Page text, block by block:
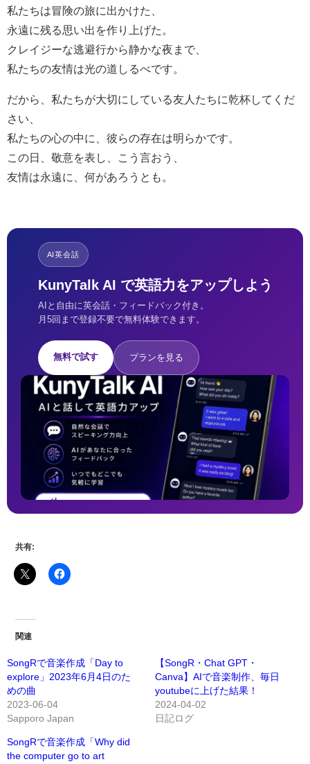
私たちは冒険の旅に出かけた、
永遠に残る思い出を作り上げた。
クレイジーな逃避行から静かな夜まで、
私たちの友情は光の道しるべです。
だから、私たちが大切にしている友人たちに乾杯してくだ
さい、
私たちの心の中に、彼らの存在は明らかです。
この日、敬意を表し、こう言おう、
友情は永遠に、何があろうとも。
AI英会話
KunyTalk AI で英語力をアップしよう
AIと自由に英会話・フィードバック付き。
月5回まで登録不要で無料体験できます。
無料で試す プランを見る
共有:
関連
SongRで音楽作成「Day to
explore」2023年6月4日のた
めの曲
2023-06-04
Sapporo Japan
【SongR・Chat GPT・
Canva】AIで音楽制作、毎日
youtubeに上げた結果！
2024-04-02
日記ログ
SongRで音楽作成「Why did
the computer go to art